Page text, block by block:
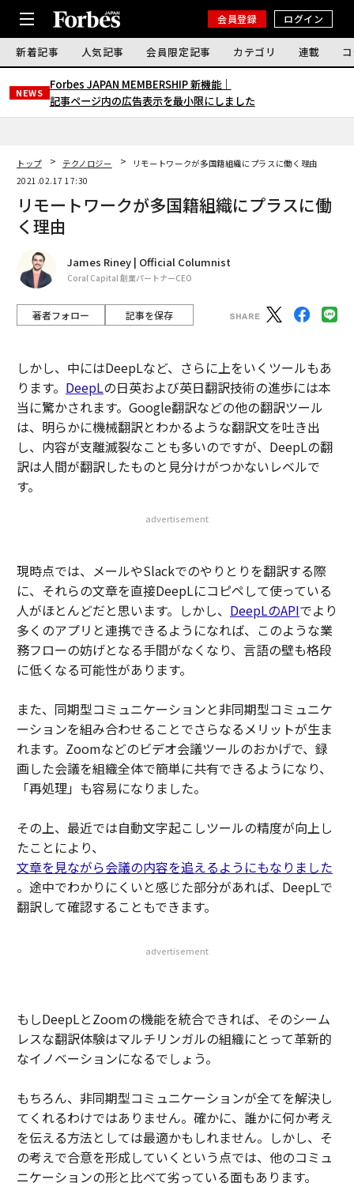
会員登録 ログイン
新着記事 人気記事 会員限定記事 カテゴリ 連載
NEWS
Forbes JAPAN MEMBERSHIP 新機能｜
記事ページ内の広告表示を最小限にしました
トップ テクノロジー
リモートワークが多国籍組織にプラスに働く理由
2021.02.17 17:30
リモートワークが多国籍組織にプラスに働
く理由
James Riney | Official Columnist
Coral Capital 創業パートナーCEO
著者フォロー 記事を保存
しかし、中にはDeepLなど、さらに上をいくツールもあ
ります。 DeepLの日英および英日翻訳技術の進歩には本
当に驚かされます。Google翻訳などの他の翻訳ツール
は、明らかに機械翻訳とわかるような翻訳文を吐き出
し、内容が支離滅裂なことも多いのですが、DeepLの翻
訳は人間が翻訳したものと見分けがつかないレベルで
す。
advertisement
現時点では、メールやSlackでのやりとりを翻訳する際
に、それらの文章を直接DeepLにコピペして使っている
人がほとんどだと思います。しかし、 DeepLのAPIでより
多くのアプリと連携できるようになれば、このような業
務フローの妨げとなる手間がなくなり、言語の壁も格段
に低くなる可能性があります。
また、同期型コミュニケーションと非同期型コミュニケ
ーションを組み合わせることでさらなるメリットが生ま
れます。Zoomなどのビデオ会議ツールのおかげで、録
画した会議を組織全体で簡単に共有できるようになり、
「再処理」も容易になりました。
その上、最近では自動文字起こしツールの精度が向上し
たことにより、
文章を見ながら会議の内容を追えるようにもなりました
。途中でわかりにくいと感じた部分があれば、DeepLで
翻訳して確認することもできます。
advertisement
もしDeepLとZoomの機能を統合できれば、そのシーム
レスな翻訳体験はマルチリンガルの組織にとって革新的
なイノベーションになるでしょう。
もちろん、非同期型コミュニケーションが全てを解決し
てくれるわけではありません。確かに、誰かに何か考え
を伝える方法としては最適かもしれません。しかし、そ
の考えで合意を形成していくという点では、他のコミュ
ニケーションの形と比べて劣っている面もあります。